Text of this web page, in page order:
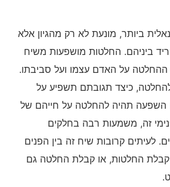
ביותר, מונעת לא רק מהגיון אלא
ביניהם. החלטות מושפעות משיח
ההחלטה על האדם עצמו ועל סביבתו.
להחלטה, כיצד תגובתם תשפיע על
השפעה תהיה להחלטה על חייהם של
זה, משמעות רבה בחלקים
לעיתים קרובות שיח זה בין הפנים
החלטות, או קבלת החלטה גם